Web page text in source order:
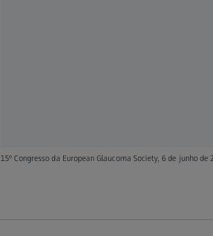
15º Congresso da European Glaucoma Society, 6 de junho de